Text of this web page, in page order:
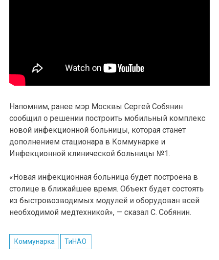
Напомним, ранее мэр Москвы Сергей Собянин
сообщил о решении построить мобильный комплекс
новой инфекционной больницы, которая станет
дополнением стационара в Коммунарке и
Инфекционной клинической больницы №1.
«Новая инфекционная больница будет построена в
столице в ближайшее время. Объект будет состоять
из быстровозводимых модулей и оборудован всей
необходимой медтехникой», — сказал С. Собянин.
Коммунарка ТиНАО